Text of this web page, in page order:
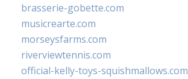
brasserie-gobette.com
musicrearte.com
morseysfarms.com
riverviewtennis.com
official-kelly-toys-squishmallows.com